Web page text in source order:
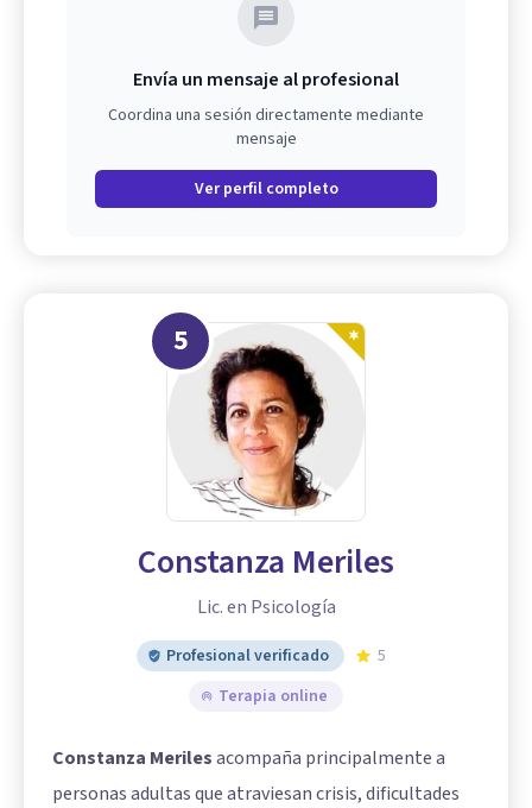
Envía un mensaje al profesional
Coordina una sesión directamente mediante
mensaje
Ver perfil completo
5
Constanza Meriles
Lic. en Psicología
Profesional verificado
5
Terapia online
Constanza Merilesacompaña principalmente a
personas adultas que atraviesan crisis, dificultades